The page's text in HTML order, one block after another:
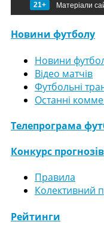
21+ Матеріали
Новини футболу
Новини
Відео матчів
Футбольні
Останні
Телепрограма
Конкурс прогнозів
Правила
Колективний
Рейтинги